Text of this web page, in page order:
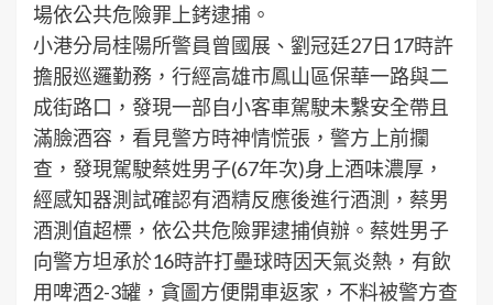
場依公共危險罪上銬逮捕。
小港分局桂陽所警員曾國展、劉冠廷27日17時許
擔服巡邏勤務，行經高雄市鳳山區保華一路與二
成街路口，發現一部自小客車駕駛未繫安全帶且
滿臉酒容，看見警方時神情慌張，警方上前攔
查，發現駕駛蔡姓男子(67年次)身上酒味濃厚，
經感知器測試確認有酒精反應後進行酒測，蔡男
酒測值超標，依公共危險罪逮捕偵辦。蔡姓男子
向警方坦承於16時許打壘球時因天氣炎熱，有飲
用啤酒2-3罐，貪圖方便開車返家，不料被警方查